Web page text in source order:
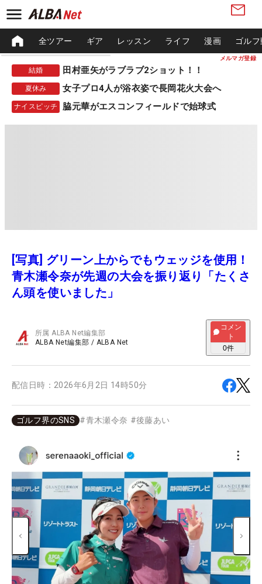
メルマガ登録
全ツアー ギア レッスン ライフ 漫画 ゴル
結婚 田村亜矢がラブラブ2ショット！！
夏休み 女子プロ4人が浴衣姿で長岡花火大会へ
ナイスピッチ 脇元華がエスコンフィールドで始球式
[写真] グリーン上からでもウェッジを使用！
青木瀬令奈が先週の大会を振り返り「たくさ
ん頭を使いました」
所属ALBA Net編集部
ALBA Net編集部 / ALBA Net
コメン
ト
0件
配信日時： 2026年6月2日 14時50分
ゴルフ界のSNS #青木瀬令奈 #後藤あい